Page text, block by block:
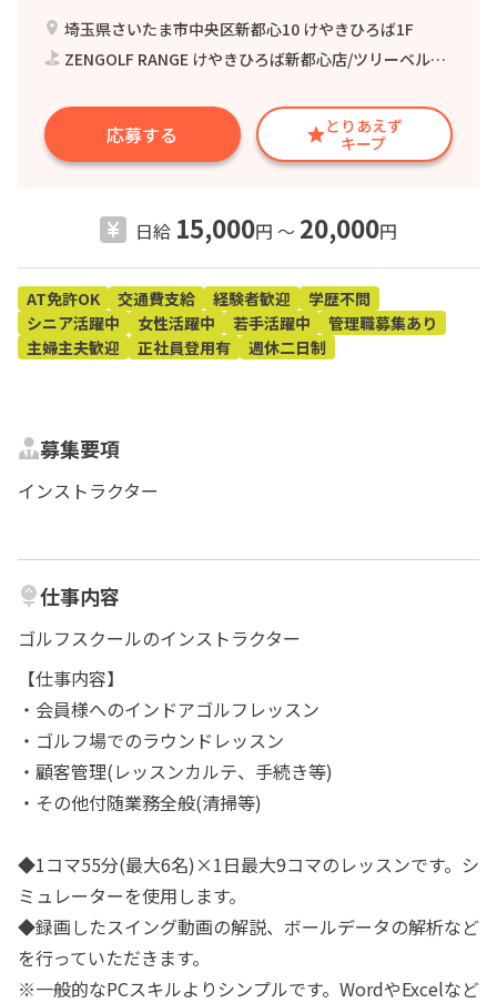
埼玉県さいたま市中央区新都心10 けやきひろば1F
ZENGOLF RANGE けやきひろば新都心店/ツリーベル株式会社
応募する
とりあえず
キープ
日給 15,000円 〜 20,000円
AT免許OK 交通費支給 経験者歓迎
学歴不問
シニア活躍中
女性活躍中 若手活躍中
管理職募集あり
主婦主夫歓迎
正社員登用有 週休二日制
募集要項
インストラクター
仕事内容
ゴルフスクールのインストラクター
【仕事内容】
・会員様へのインドアゴルフレッスン
・ゴルフ場でのラウンドレッスン
・顧客管理(レッスンカルテ、手続き等)
・その他付随業務全般(清掃等)
◆1コマ55分(最大6名)×1日最大9コマのレッスンです。シ
ミュレーターを使用します。
◆録画したスイング動画の解説、ボールデータの解析など
を行っていただきます。
※一般的なPCスキルよりシンプルです。WordやExcelなど